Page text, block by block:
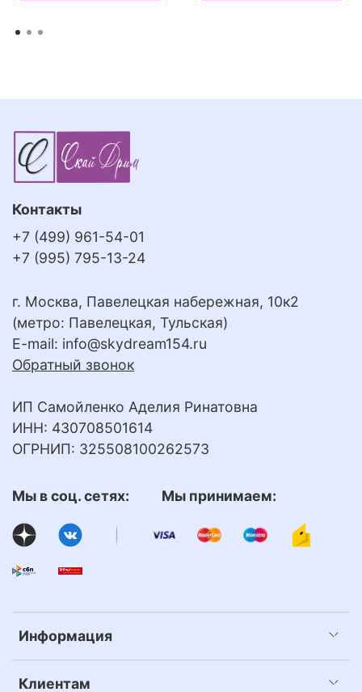
Информация
Клиентам
Контакты
+7 (499) 961-54-01
+7 (995) 795-13-24
г. Москва, Павелецкая набережная, 10к2
(метро: Павелецкая, Тульская)
E-mail: info@skydream154.ru
Обратный звонок
ИП Самойленко Аделия Ринатовна
ИНН: 430708501614
ОГРНИП: 325508100262573
Мы в соц. сетях: Мы принимаем: